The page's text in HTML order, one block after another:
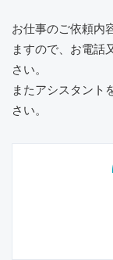
お仕事のご依頼内
ますので、 お電話
さい。
またアシスタント
さい。